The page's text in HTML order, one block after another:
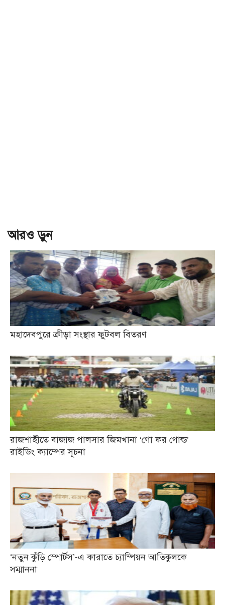
আরও ড়ুন
মহাদেবপুরে ক্রীড়া সংস্থার ফুটবল বিতরণ
রাজশাহীতে বাজাজ পালসার জিমখানা ‘গো ফর গোল্ড’
রাইডিং ক্যাম্পের সূচনা
‘নতুন কুঁড়ি স্পোর্টস’-এ কারাতে চ্যাম্পিয়ন আতিকুলকে
সম্মাননা